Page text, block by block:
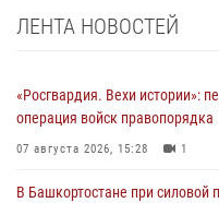
ЛЕНТА НОВОСТЕЙ
«Росгвардия. Вехи истории»:
операция войск правопорядка
07 августа 2026, 15:28 1
В Башкортостане при силовой